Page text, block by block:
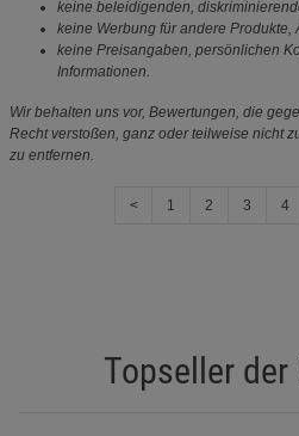
keine beleidigenden,
keine Werbung für andere Produkte,
keine Preisangaben, persönlichen
Informationen.
Wir behalten uns vor, Bewertungen, die
Recht verstoßen, ganz oder teilweise nicht
zu entfernen.
< 1 2 3 4
Topseller der